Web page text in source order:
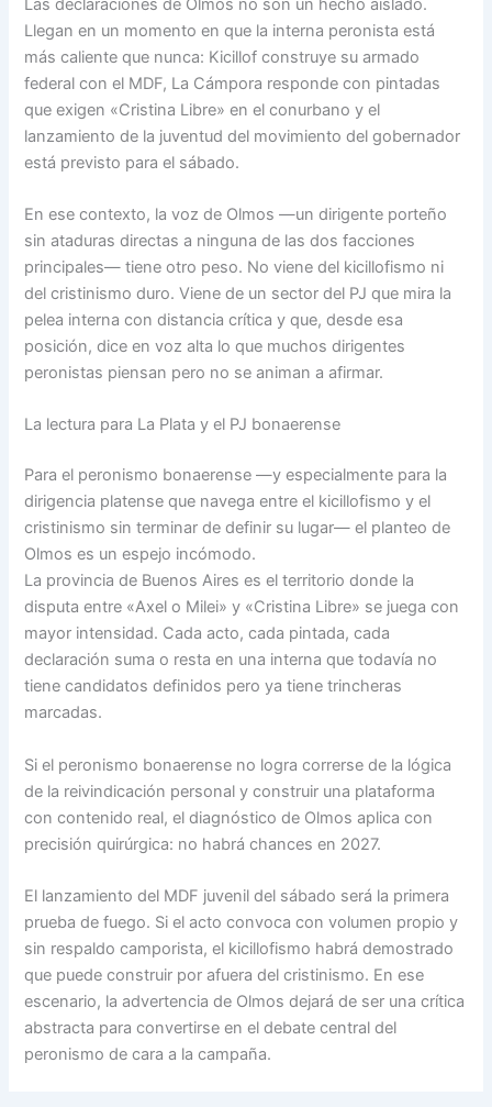
Las declaraciones de Olmos no son un hecho aislado.
Llegan en un momento en que la interna peronista está
más caliente que nunca: Kicillof construye su armado
federal con el MDF, La Cámpora responde con pintadas
que exigen «Cristina Libre» en el conurbano y el
lanzamiento de la juventud del movimiento del gobernador
está previsto para el sábado.
En ese contexto, la voz de Olmos —un dirigente porteño
sin ataduras directas a ninguna de las dos facciones
principales— tiene otro peso. No viene del kicillofismo ni
del cristinismo duro. Viene de un sector del PJ que mira la
pelea interna con distancia crítica y que, desde esa
posición, dice en voz alta lo que muchos dirigentes
peronistas piensan pero no se animan a afirmar.
La lectura para La Plata y el PJ bonaerense
Para el peronismo bonaerense —y especialmente para la
dirigencia platense que navega entre el kicillofismo y el
cristinismo sin terminar de definir su lugar— el planteo de
Olmos es un espejo incómodo.
La provincia de Buenos Aires es el territorio donde la
disputa entre «Axel o Milei» y «Cristina Libre» se juega con
mayor intensidad. Cada acto, cada pintada, cada
declaración suma o resta en una interna que todavía no
tiene candidatos definidos pero ya tiene trincheras
marcadas.
Si el peronismo bonaerense no logra correrse de la lógica
de la reivindicación personal y construir una plataforma
con contenido real, el diagnóstico de Olmos aplica con
precisión quirúrgica: no habrá chances en 2027.
El lanzamiento del MDF juvenil del sábado será la primera
prueba de fuego. Si el acto convoca con volumen propio y
sin respaldo camporista, el kicillofismo habrá demostrado
que puede construir por afuera del cristinismo. En ese
escenario, la advertencia de Olmos dejará de ser una crítica
abstracta para convertirse en el debate central del
peronismo de cara a la campaña.